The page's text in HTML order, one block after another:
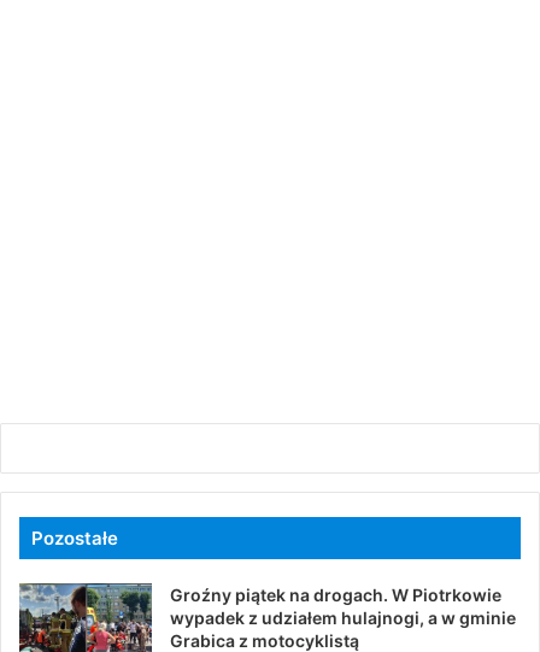
Pozostałe
Groźny piątek na drogach. W Piotrkowie
wypadek z udziałem hulajnogi, a w gminie
Grabica z motocyklistą